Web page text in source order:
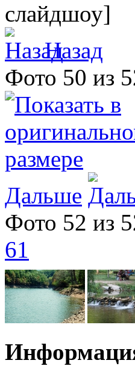
слайдшоу]
Назад
Фото 50 из
Дальше
Фото 52 из
61